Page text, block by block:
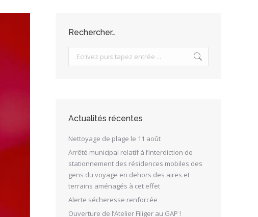
Rechercher…
Search:
Actualités récentes
Nettoyage de plage le 11 août
Arrêté municipal relatif à l’interdiction de
stationnement des résidences mobiles des
gens du voyage en dehors des aires et
terrains aménagés à cet effet
Alerte sécheresse renforcée
Ouverture de l’Atelier Filiger au GAP !